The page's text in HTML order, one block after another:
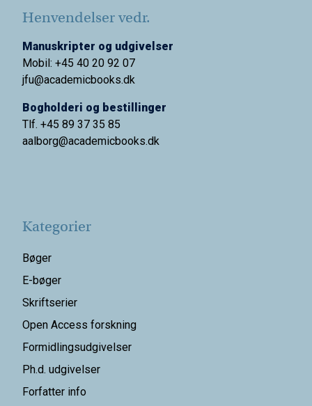
Henvendelser vedr.
Manuskripter og udgivelser
Mobil: +45 40 20 92 07
jfu@academicbooks.dk
Bogholderi og bestillinger
Tlf. +45 89 37 35 85
aalborg@academicbooks.dk
Kategorier
Bøger
E-bøger
Skriftserier
Open Access forskning
Formidlingsudgivelser
Ph.d. udgivelser
Forfatter info